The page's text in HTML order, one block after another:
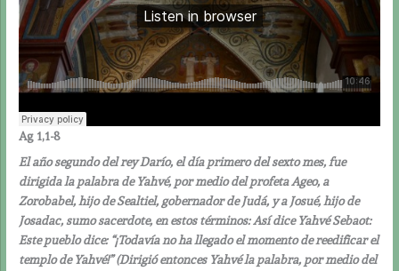
Ag 1,1-8
El año segundo del rey Darío, el día primero del sexto mes, fue
dirigida la palabra de Yahvé, por medio del profeta Ageo, a
Zorobabel, hijo de Sealtiel, gobernador de Judá, y a Josué, hijo de
Josadac, sumo sacerdote, en estos términos: Así dice Yahvé Sebaot:
Este pueblo dice: “¡Todavía no ha llegado el momento de reedificar el
templo de Yahvé!” (Dirigió entonces Yahvé la palabra, por medio del